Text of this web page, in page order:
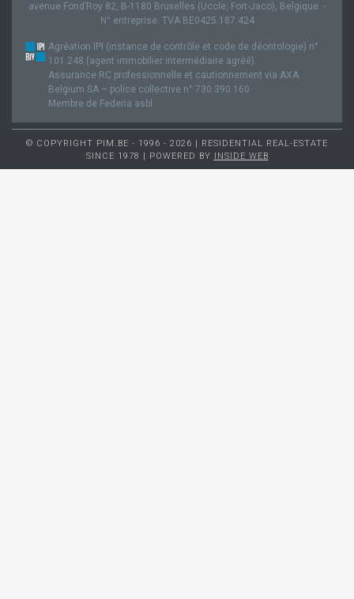
avenue Fond’Roy 82, B-1180 Bruxelles (Uccle, Fort-Jaco), Belgique. -
N° entreprise: TVA BE0425.187.424
Agréation IPI (instance de contrôle et code de déontologie) n°
101.248 (agent immobilier intermédiaire agréé).
Assurance RC professionnelle et cautionnement via AXA
Belgium SA – police collective n° 730.390.160
Membre de Federia asbl
© COPYRIGHT PIM.BE - 1996 - 2026 | RESIDENTIAL REAL-ESTATE
SINCE 1978 | POWERED BY INSIDE WEB